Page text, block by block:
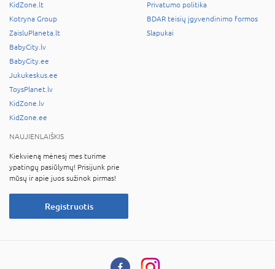
KidZone.lt
Kotryna Group
ZaisluPlaneta.lt
BabyCity.lv
BabyCity.ee
Jukukeskus.ee
ToysPlanet.lv
KidZone.lv
KidZone.ee
Privatumo politika
BDAR teisių įgyvendinimo formos
Slapukai
NAUJIENLAIŠKIS
Kiekvieną mėnesį mes turime
ypatingų pasiūlymų! Prisijunk prie
mūsų ir apie juos sužinok pirmas!
Registruotis